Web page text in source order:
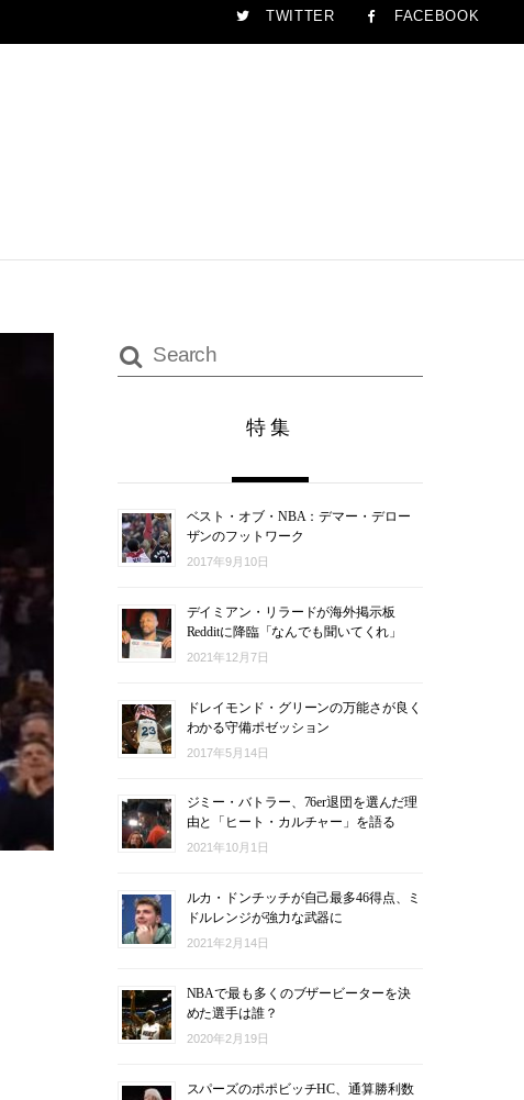
TWITTER FACEBOOK
特集
ベスト・オブ・NBA：デマー・デロー
ザンのフットワーク
2017年9月10日
デイミアン・リラードが海外掲示板
Redditに降臨「なんでも聞いてくれ」
2021年12月7日
ドレイモンド・グリーンの万能さが良く
わかる守備ポゼッション
2017年5月14日
ジミー・バトラー、76er退団を選んだ理
由と「ヒート・カルチャー」を語る
2021年10月1日
ルカ・ドンチッチが自己最多46得点、ミ
ドルレンジが強力な武器に
2021年2月14日
NBAで最も多くのブザービーターを決
めた選手は誰？
2020年2月19日
スパーズのポポビッチHC、通算勝利数